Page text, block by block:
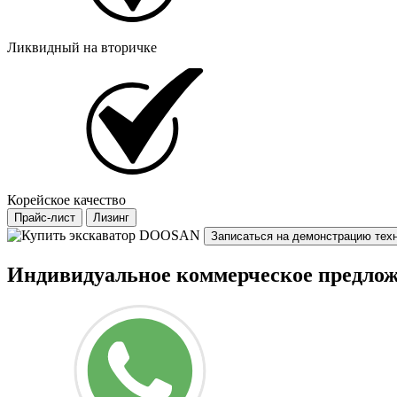
Ликвидный на вторичке
Корейское качество
Прайс-лист
Лизинг
Записаться на демонстрацию
Индивидуальное коммерческое